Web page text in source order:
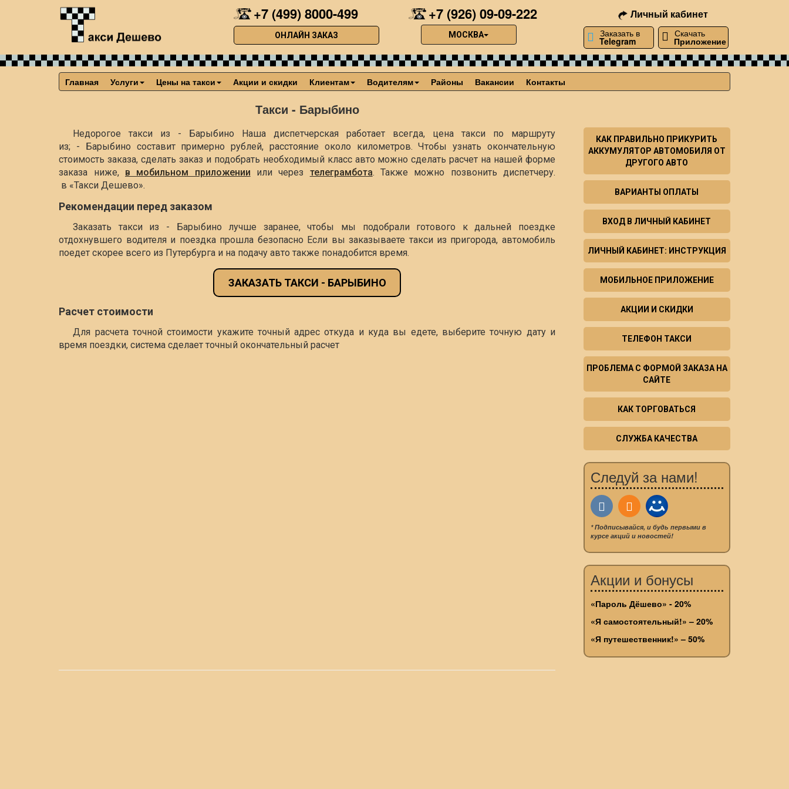
+7 (499) 8000-499
ОНЛАЙН ЗАКАЗ
+7 (926) 09-09-222
МОСКВА
Личный кабинет
Заказать в
Telegram
Скачать
Приложение
Главная Услуги Цены на такси Акции и скидки Клиентам Водителям Районы Вакансии Контакты
Такси - Барыбино
Недорогое такси из - Барыбино Наша диспетчерская работает всегда, цена такси по маршруту
из; - Барыбино составит примернорублей, расстояние около километров. Чтобы узнать окончательную
стоимость заказа, сделать заказ и подобрать необходимый класс авто можно сделать расчет на нашей форме
заказа ниже, в мобильном приложении или через телеграмбота. Также можно позвонить диспетчеру.
в «Такси Дешево».
Рекомендации перед заказом
Заказать такси из - Барыбино лучше заранее, чтобы мы подобрали готового к дальней поездке
отдохнувшего водителя и поездка прошла безопасно Если вы заказываете такси из пригорода, автомобиль
поедет скорее всего из Путербурга и на подачу авто также понадобится время.
ЗАКАЗАТЬ ТАКСИ - БАРЫБИНО
Расчет стоимости
Для расчета точной стоимости укажите точный адрес откуда и куда вы едете, выберите точную дату и
время поездки, система сделает точный окончательный расчет
КАК ПРАВИЛЬНО ПРИКУРИТЬ
АККУМУЛЯТОР АВТОМОБИЛЯ ОТ
ДРУГОГО АВТО
ВАРИАНТЫ ОПЛАТЫ
ВХОД В ЛИЧНЫЙ КАБИНЕТ
ЛИЧНЫЙ КАБИНЕТ: ИНСТРУКЦИЯ
МОБИЛЬНОЕ ПРИЛОЖЕНИЕ
АКЦИИ И СКИДКИ
ТЕЛЕФОН ТАКСИ
ПРОБЛЕМА С ФОРМОЙ ЗАКАЗА НА
САЙТЕ
КАК ТОРГОВАТЬСЯ
СЛУЖБА КАЧЕСТВА
Следуй за нами!
* Подписывайся, и будь первыми в
курсе акций и новостей!
Акции и бонусы
«Пароль Дёшево» - 20%
«Я самостоятельный!» – 20%
«Я путешественник!» – 50%